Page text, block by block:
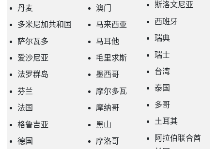
丹麦
多米尼加共和国
萨尔瓦多
爱沙尼亚
法罗群岛
芬兰
法国
格鲁吉亚
德国
澳门
马来西亚
马耳他
毛里求斯
墨西哥
摩尔多瓦
摩纳哥
黑山
摩洛哥
斯洛文尼亚
西班牙
瑞典
瑞士
台湾
泰国
多哥
土耳其
阿拉伯联合酋